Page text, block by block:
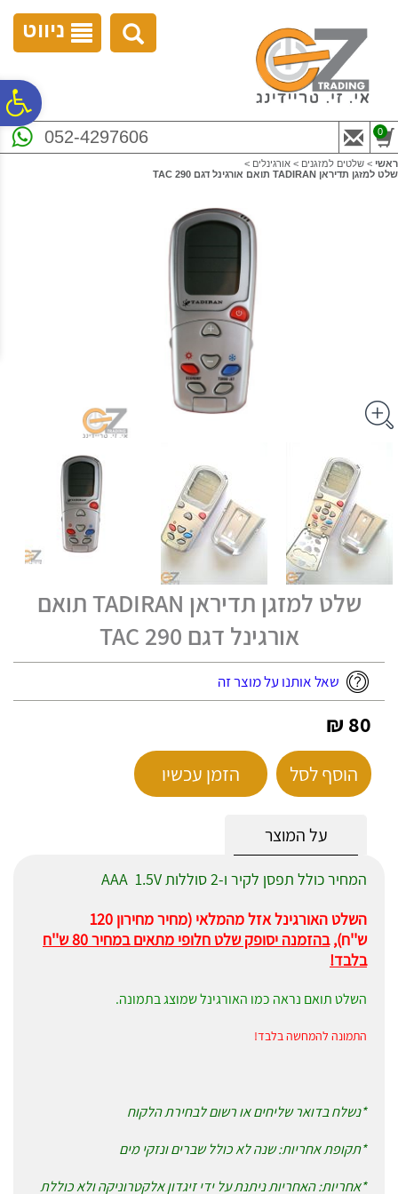
נגישות
ניווט
052-4297606 0
ראשי > שלטים למזגנים > אורגינלים >
שלט למזגן תדיראן TADIRAN תואם אורגינל דגם TAC 290
שלט למזגן תדיראן TADIRAN תואם
אורגינל דגם TAC 290
שאל אותנו על מוצר זה
80 ₪
הוסף לסל הזמן עכשיו
על המוצר
המחיר כולל תפסן לקיר ו-2 סוללות AAA 1.5V
השלט האורגינל אזל מהמלאי (מחיר מחירון 120
ש''ח),
בהזמנה יסופק שלט חלופי מתאים במחיר 80 ש''ח
בלבד!
השלט תואם נראה כמו האורגינל שמוצג בתמונה.
התמונה להמחשה בלבד!
*נשלח בדואר שליחים או רשום לבחירת הלקוח
*תקופת אחריות: שנה לא כולל שברים ונזקי מים
*אחריות: האחריות ניתנת על ידי זיגדון אלקטרוניקה ולא כוללת